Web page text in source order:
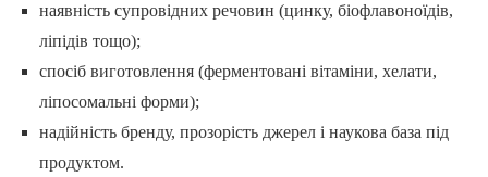
наявність супровідних речовин (цинку, біофлавоноїдів,
ліпідів тощо);
спосіб виготовлення (ферментовані вітаміни, хелати,
ліпосомальні форми);
надійність бренду, прозорість джерел і наукова база під
продуктом.